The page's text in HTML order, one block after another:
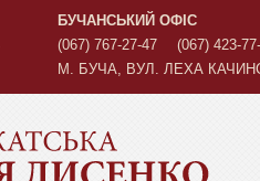
БУЧАНСЬКИЙ ОФІС
(067) 767-27-47
(067) 423-
М. БУЧА, ВУЛ. ЛЕХА